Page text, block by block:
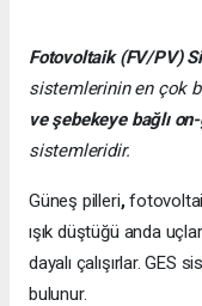
Fotovoltaik (FV/PV)
sistemlerinin en çok
ve şebekeye bağlı
sistemleridir.
Güneş pilleri,
ışık düştüğü anda
dayalı çalışırlar. GES
bulunur.